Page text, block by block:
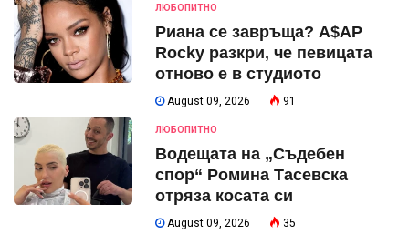
ЛЮБОПИТНО
Риана се завръща? A$AP
Rocky разкри, че певицата
отново е в студиото
August 09, 2026 91
ЛЮБОПИТНО
Водещата на „Съдебен
спор“ Ромина Тасевска
отряза косата си
August 09, 2026 35